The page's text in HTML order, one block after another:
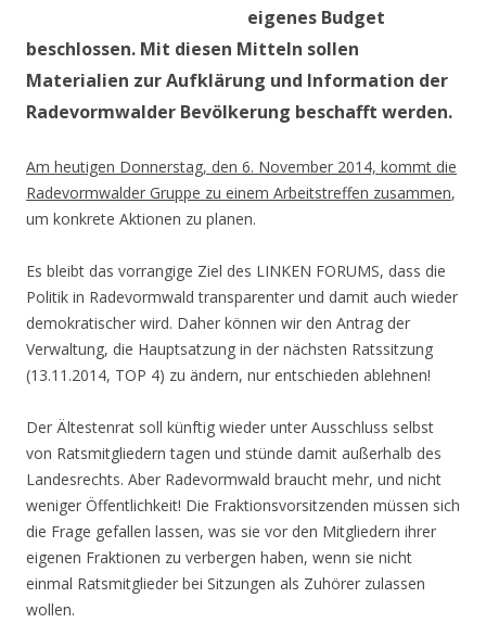
eigenes Budget
beschlossen. Mit diesen Mitteln sollen
Materialien zur Aufklärung und Information der
Radevormwalder Bevölkerung beschafft werden.
Am heutigen Donnerstag, den 6. November 2014, kommt die
Radevormwalder Gruppe zu einem Arbeitstreffen zusammen,
um konkrete Aktionen zu planen.
Es bleibt das vorrangige Ziel des LINKEN FORUMS, dass die
Politik in Radevormwald transparenter und damit auch wieder
demokratischer wird. Daher können wir den Antrag der
Verwaltung, die Hauptsatzung in der nächsten Ratssitzung
(13.11.2014, TOP 4) zu ändern, nur entschieden ablehnen!
Der Ältestenrat soll künftig wieder unter Ausschluss selbst
von Ratsmitgliedern tagen und stünde damit außerhalb des
Landesrechts. Aber Radevormwald braucht mehr, und nicht
weniger Öffentlichkeit! Die Fraktionsvorsitzenden müssen sich
die Frage gefallen lassen, was sie vor den Mitgliedern ihrer
eigenen Fraktionen zu verbergen haben, wenn sie nicht
einmal Ratsmitglieder bei Sitzungen als Zuhörer zulassen
wollen.